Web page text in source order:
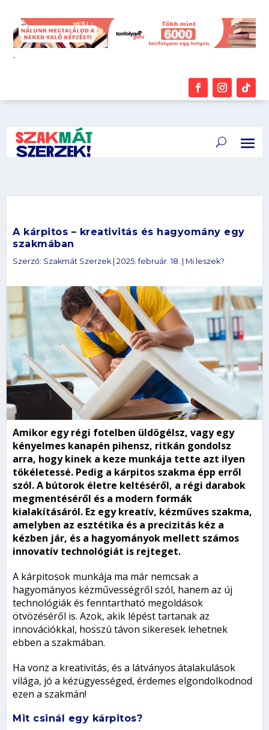
.
A kárpitos – kreativitás és hagyomány egy
szakmában
Szerző: Szakmát Szerzek|2025. február. 18. Mi leszek?
Amikor egy régi fotelben üldögélsz, vagy egy
kényelmes kanapén pihensz, ritkán gondolsz
arra, hogy kinek a keze munkája tette azt ilyen
tökéletessé. Pedig a kárpitos szakma épp erről
szól. A bútorok életre keltéséről, a régi darabok
megmentéséről és a modern formák
kialakításáról. Ez egy kreatív, kézműves szakma,
amelyben az esztétika és a precizitás kéz a
kézben jár, és a hagyományok mellett számos
innovatív technológiát is rejteget.
A kárpitosok munkája ma már nemcsak a
hagyományos kézművességről szól, hanem az új
technológiák és fenntartható megoldások
ötvözéséről is. Azok, akik lépést tartanak az
innovációkkal, hosszú távon sikeresek lehetnek
ebben a szakmában.
Ha vonz a kreativitás, és a látványos átalakulások
világa, jó a kézügyességed, érdemes elgondolkodnod
ezen a szakmán!
Mit csinál egy kárpitos?